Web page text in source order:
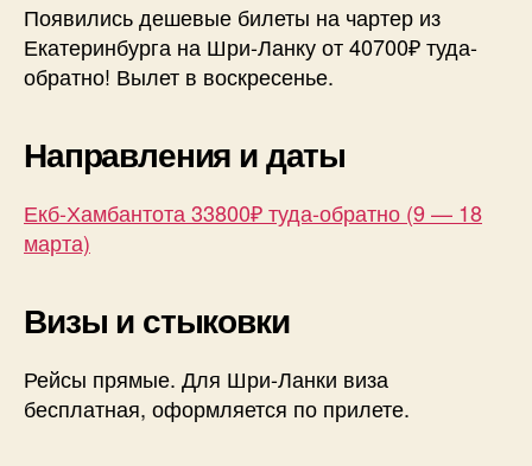
от
Появились дешевые билеты на чартер из
Екатеринбурга на Шри-Ланку от 40700₽ туда-
обратно! Вылет в воскресенье.
Направления и даты
Екб-Хамбантота 33800₽ туда-обратно (9 — 18
марта)
Визы и стыковки
Рейсы прямые. Для Шри-Ланки виза
бесплатная, оформляется по прилете.